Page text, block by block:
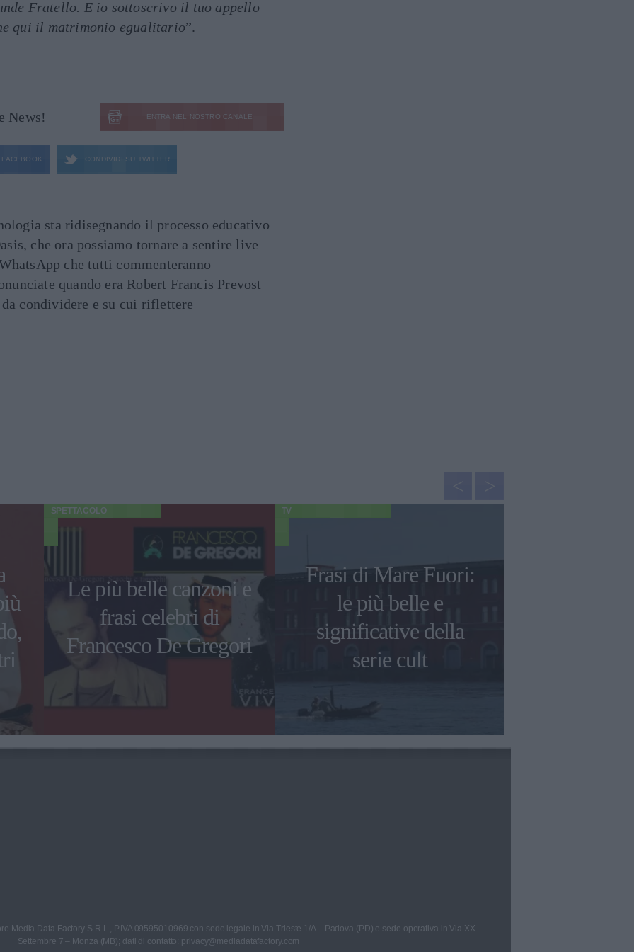
Fratello. E io sottoscrivo il tuo appello
qui il matrimonio egualitario”.
News! ENTRA NEL NOSTRO CANALE
FACEBOOK CONDIVIDI SU TWITTER
sta ridisegnando il processo educativo
che ora possiamo tornare a sentire live
che tutti commenteranno
quando era Robert Francis Prevost
condividere e su cui riflettere
SPETTACOLO
Le più belle canzoni e
frasi celebri di
Francesco De Gregori
TV
Frasi di Mare Fuori:
le più belle e
significative della
serie cult
Media Data Factory S.R.L., P.IVA 09595010969 con sede legale in Via Trieste 1/A – Padova (PD) e sede operativa in Via XX
Settembre 7 – Monza (MB); dati di contatto: privacy@mediadatafactory.com